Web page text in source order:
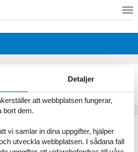
Detaljer
att webbplatsen fungerar,
bort dem.
vi samlar in dina uppgifter, hjälper
utveckla webbplatsen. I sådana fall